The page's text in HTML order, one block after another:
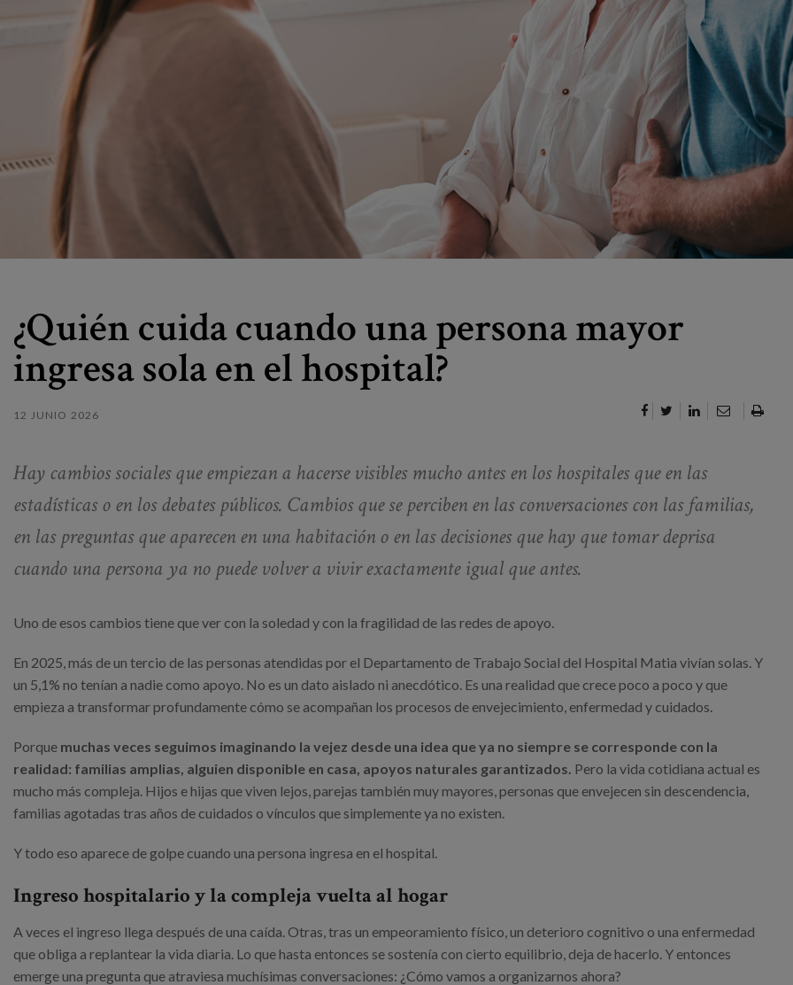
¿Quién cuida cuando una persona mayor
ingresa sola en el hospital?
12 JUNIO 2026
Hay cambios sociales que empiezan a hacerse visibles mucho antes en los hospitales que en las
estadísticas o en los debates públicos. Cambios que se perciben en las conversaciones con las familias,
en las preguntas que aparecen en una habitación o en las decisiones que hay que tomar deprisa
cuando una persona ya no puede volver a vivir exactamente igual que antes.
Uno de esos cambios tiene que ver con la soledad y con la fragilidad de las redes de apoyo.
En 2025, más de un tercio de las personas atendidas por el Departamento de Trabajo Social del Hospital Matia vivían solas. Y
un 5,1% no tenían a nadie como apoyo. No es un dato aislado ni anecdótico. Es una realidad que crece poco a poco y que
empieza a transformar profundamente cómo se acompañan los procesos de envejecimiento, enfermedad y cuidados.
Porque muchas veces seguimos imaginando la vejez desde una idea que ya no siempre se corresponde con la
realidad: familias amplias, alguien disponible en casa, apoyos naturales garantizados. Pero la vida cotidiana actual es
mucho más compleja. Hijos e hijas que viven lejos, parejas también muy mayores, personas que envejecen sin descendencia,
familias agotadas tras años de cuidados o vínculos que simplemente ya no existen.
Y todo eso aparece de golpe cuando una persona ingresa en el hospital.
Ingreso hospitalario y la compleja vuelta al hogar
A veces el ingreso llega después de una caída. Otras, tras un empeoramiento físico, un deterioro cognitivo o una enfermedad
que obliga a replantear la vida diaria. Lo que hasta entonces se sostenía con cierto equilibrio, deja de hacerlo. Y entonces
emerge una pregunta que atraviesa muchísimas conversaciones: ¿Cómo vamos a organizarnos ahora?